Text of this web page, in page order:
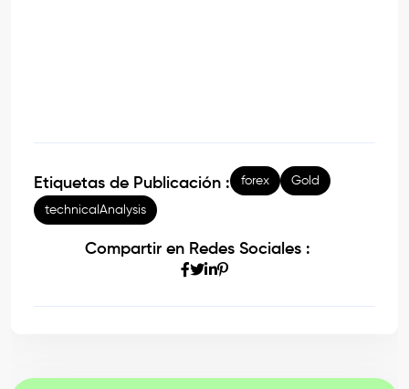
Etiquetas de Publicación : forex Gold
technicalAnalysis
Compartir en Redes Sociales :